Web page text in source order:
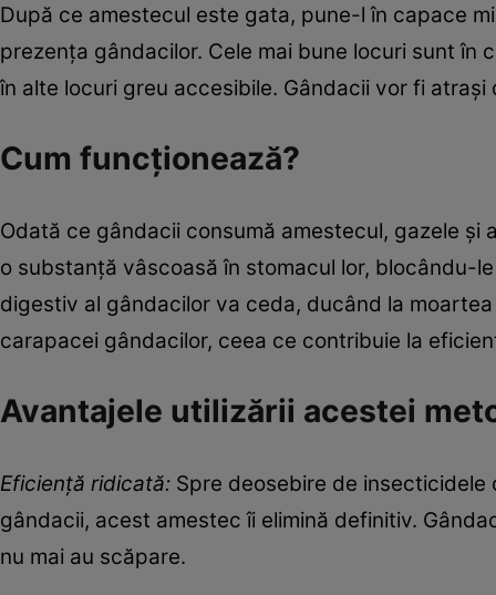
După ce amestecul este gata, pune-l în capace
prezența gândacilor. Cele mai bune locuri sunt
în alte locuri greu accesibile. Gândacii vor fi
Cum funcționează?
Odată ce gândacii consumă amestecul, gazele
o substanță vâscoasă în stomacul lor, blocându-
digestiv al gândacilor va ceda, ducând la
carapacei gândacilor, ceea ce contribuie la
Avantajele utilizării acestei
Eficiență ridicată: Spre deosebire de
gândacii, acest amestec îi elimină definitiv.
nu mai au scăpare.